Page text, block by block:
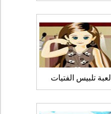
لعبة تلبيس الفتيات